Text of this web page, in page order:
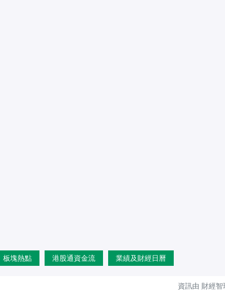
板塊熱點 港股通資金流 業績及財經日曆
資訊由 財經